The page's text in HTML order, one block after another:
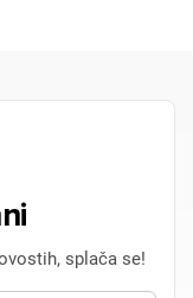
splača se!